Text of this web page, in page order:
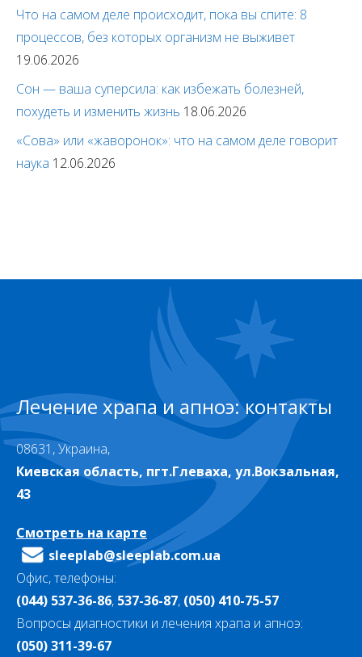
Что на самом деле происходит, пока вы спите: 8
процессов, без которых организм не выживет
19.06.2026
Сон — ваша суперсила: как избежать болезней,
похудеть и изменить жизнь 18.06.2026
«Сова» или «жаворонок»: что на самом деле говорит
наука 12.06.2026
Лечение храпа и апноэ: контакты
08631, Украина,
Киевская область, пгт.Глеваха, ул.Вокзальная,
43
Смотреть на карте
sleeplab@sleeplab.com.ua
Офис, телефоны:
(044) 537-36-86, 537-36-87, (050) 410-75-57
Вопросы диагностики и лечения храпа и апноэ:
(050) 311-39-67